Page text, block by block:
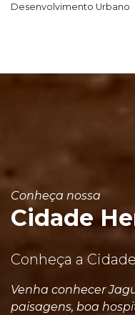
Desenvolvimento Urbano
Conheça nossa
Cidade
Conheça a
Venha conhecer
paisagens, boa